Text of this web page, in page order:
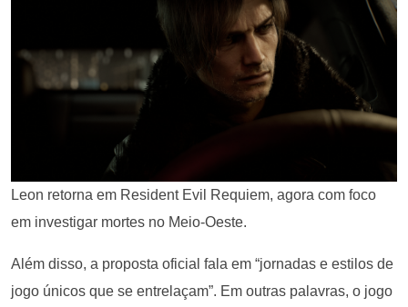
Leon retorna em Resident Evil Requiem, agora com foco
em investigar mortes no Meio-Oeste.
Além disso, a proposta oficial fala em “jornadas e estilos de
jogo únicos que se entrelaçam”. Em outras palavras, o jogo